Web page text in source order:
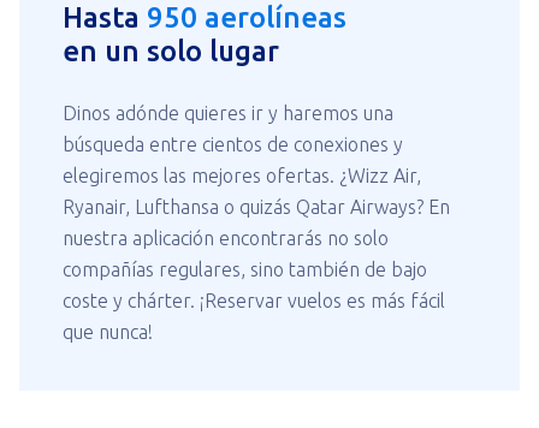
Hasta 950 aerolíneas
en un solo lugar
Dinos adónde quieres ir y haremos una
búsqueda entre cientos de conexiones y
elegiremos las mejores ofertas. ¿Wizz Air,
Ryanair, Lufthansa o quizás Qatar Airways? En
nuestra aplicación encontrarás no solo
compañías regulares, sino también de bajo
coste y chárter. ¡Reservar vuelos es más fácil
que nunca!